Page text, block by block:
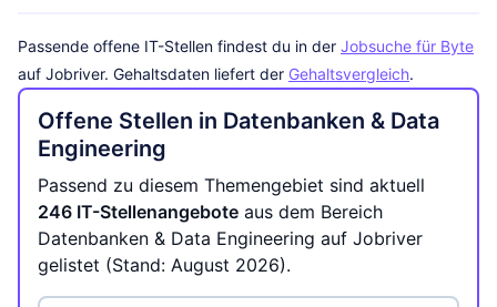
Passende offene IT-Stellen findest du in der Jobsuche für Byte
auf Jobriver. Gehaltsdaten liefert der Gehaltsvergleich.
Offene Stellen in Datenbanken & Data
Engineering
Passend zu diesem Themengebiet sind aktuell
246 IT-Stellenangebote aus dem Bereich
Datenbanken & Data Engineering auf Jobriver
gelistet (Stand: August 2026).